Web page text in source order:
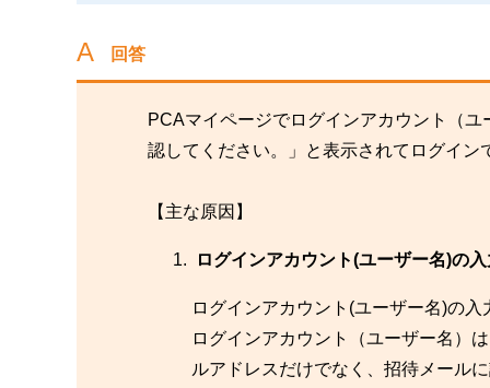
回答
PCAマイページでログインアカウント（
認してください。」と表示されてログイ
【主な原因】
ログインアカウント(ユーザー名)の入
ログインアカウント(ユーザー名)の
ログインアカウント（ユーザー名）
ルアドレスだけでなく、招待メール